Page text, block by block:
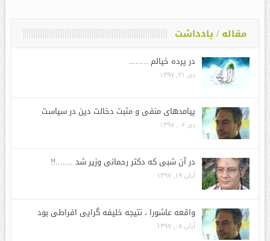
مقاله / یادداشت
در پرده خیالم ……..
دی ۲۱, ۱۳۹۷
پیامدهای منفی و مثبت دخالت دین در سیاست
دی ۰۶, ۱۳۹۷
در آن شبی که دکتر رحمانی وزیر شد …….!!
آبان ۱۹, ۱۳۹۷
واقعه عاشورا ، نتیجه خلیفه گرایی افراطی بود
آبان ۰۸, ۱۳۹۷